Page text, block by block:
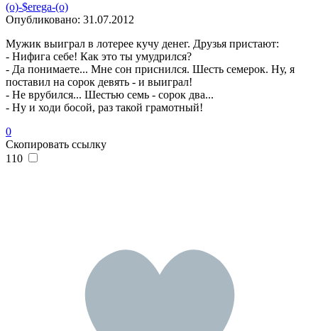
(o)-$erega-(o)
Опубликовано: 31.07.2012
Мужик выиграл в лотерее кучу денег. Друзья пристают:
- Hифига себе! Как это ты умудрился?
- Да понимаете... Мне сон приснился. Шесть семерок. Hу, я
поставил на сорок девять - и выиграл!
- Hе врубился... Шестью семь - сорок два...
- Hу и ходи босой, раз такой грамотный!
0
Скопировать ссылку
110